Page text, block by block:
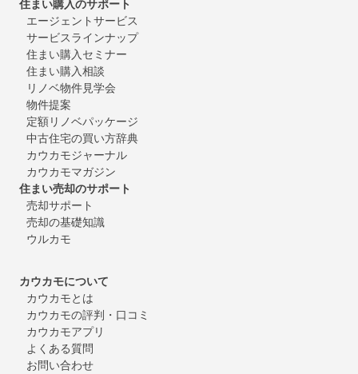
住まい購入のサポート
エージェントサービス
サービスラインナップ
住まい購入セミナー
住まい購入相談
リノベ物件見学会
物件提案
定額リノベパッケージ
中古住宅の買い方辞典
カウカモジャーナル
カウカモマガジン
住まい売却のサポート
売却サポート
売却の基礎知識
ウルカモ
カウカモについて
カウカモとは
カウカモの評判・口コミ
カウカモアプリ
よくある質問
お問い合わせ